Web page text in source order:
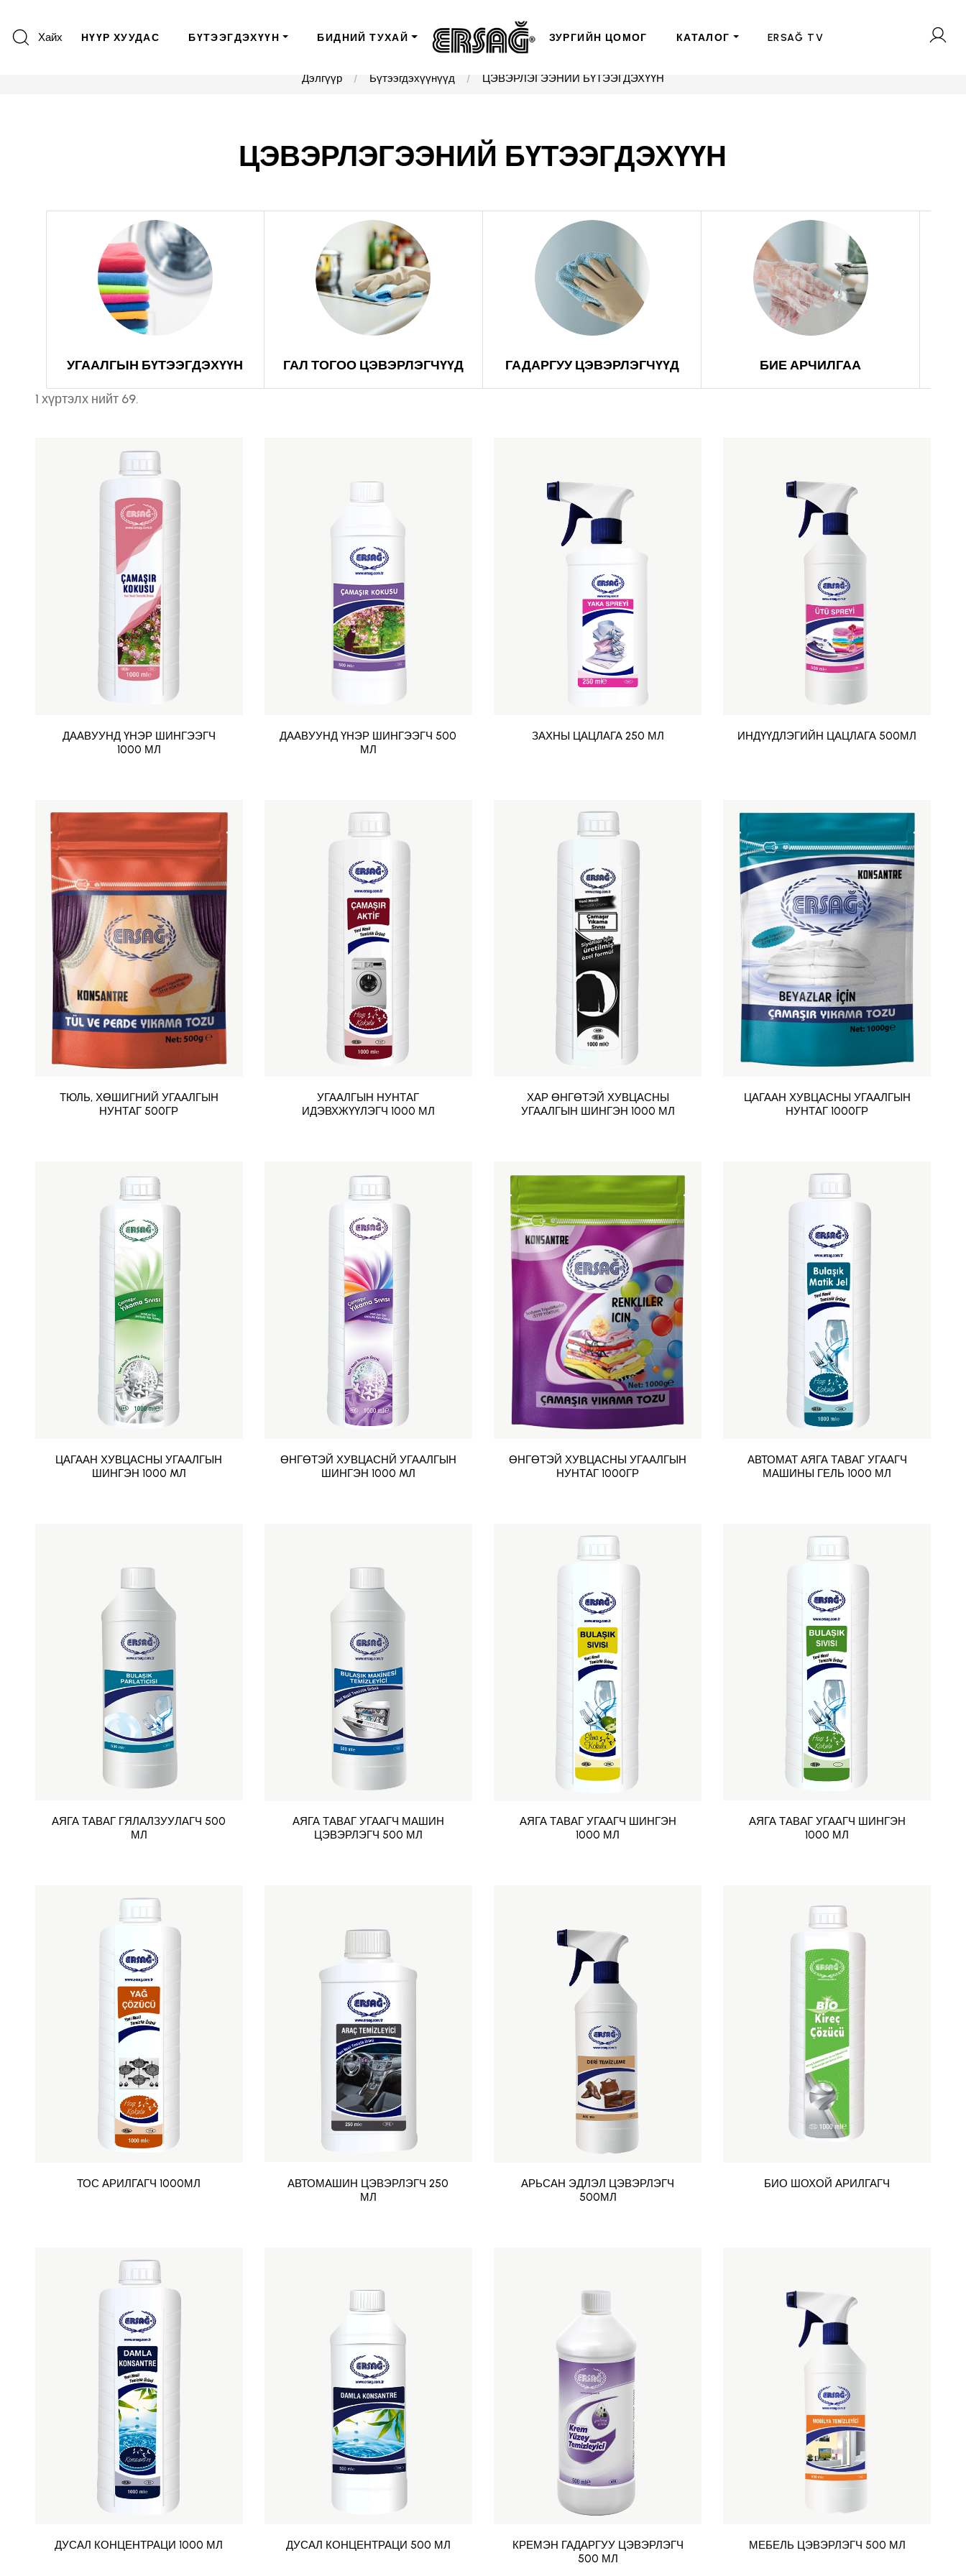
Хайх НҮҮР ХУУДАС БҮТЭЭГДЭХҮҮН БИДНИЙ ТУХАЙ ЗУРГИЙН ЦОМОГ КАТАЛОГ ERSAĞ TV
Дэлгүүр Бүтээгдэхүүнүүд ЦЭВЭРЛЭГЭЭНИЙ БҮТЭЭГДЭХҮҮН
ЦЭВЭРЛЭГЭЭНИЙ БҮТЭЭГДЭХҮҮН
УГААЛГЫН БҮТЭЭГДЭХҮҮН ГАЛ ТОГОО ЦЭВЭРЛЭГЧҮҮД ГАДАРГУУ ЦЭВЭРЛЭГЧҮҮД БИЕ АРЧИЛГАА
1 хүртэлх нийт 69.
ДААВУУНД ҮНЭР ШИНГЭЭГЧ
1000 МЛ
ДААВУУНД ҮНЭР ШИНГЭЭГЧ 500
МЛ
ЗАХНЫ ЦАЦЛАГА 250 МЛ ИНДҮҮДЛЭГИЙН ЦАЦЛАГА 500МЛ
ТЮЛЬ, ХӨШИГНИЙ УГААЛГЫН
НУНТАГ 500ГР
УГААЛГЫН НУНТАГ
ИДЭВХЖҮҮЛЭГЧ 1000 МЛ
ХАР ӨНГӨТЭЙ ХУВЦАСНЫ
УГААЛГЫН ШИНГЭН 1000 МЛ
ЦАГААН ХУВЦАСНЫ УГААЛГЫН
НУНТАГ 1000ГР
ЦАГААН ХУВЦАСНЫ УГААЛГЫН
ШИНГЭН 1000 MЛ
ӨНГӨТЭЙ ХУВЦАСНЙ УГААЛГЫН
ШИНГЭН 1000 MЛ
ӨНГӨТЭЙ ХУВЦАСНЫ УГААЛГЫН
НУНТАГ 1000ГР
АВТОМАТ АЯГА ТАВАГ УГААГЧ
МАШИНЫ ГЕЛЬ 1000 МЛ
АЯГА ТАВАГ ГЯЛАЛЗУУЛАГЧ 500
МЛ
АЯГА ТАВАГ УГААГЧ МАШИН
ЦЭВЭРЛЭГЧ 500 МЛ
АЯГА ТАВАГ УГААГЧ ШИНГЭН
1000 МЛ
АЯГА ТАВАГ УГААГЧ ШИНГЭН
1000 МЛ
ТОС АРИЛГАГЧ 1000МЛ
АВТОМАШИН ЦЭВЭРЛЭГЧ 250
МЛ
АРЬСАН ЭДЛЭЛ ЦЭВЭРЛЭГЧ
500МЛ
БИО ШОХОЙ АРИЛГАГЧ
ДУСАЛ КОНЦЕНТРАЦИ 1000 МЛ ДУСАЛ КОНЦЕНТРАЦИ 500 МЛ
КРЕМЭН ГАДАРГУУ ЦЭВЭРЛЭГЧ
500 МЛ
МЕБЕЛЬ ЦЭВЭРЛЭГЧ 500 МЛ